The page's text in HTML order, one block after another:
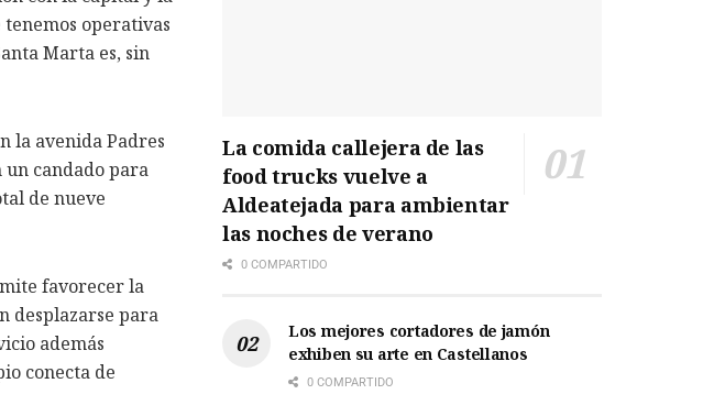
operativas
Marta es, sin
la avenida Padres
un candado para
de nueve
favorecer la
desplazarse para
además
conecta de
La comida callejera de las
food trucks vuelve a
Aldeatejada para ambientar
las noches de verano
0 COMPARTIDO
Los mejores cortadores de jamón
exhiben su arte en Castellanos
0 COMPARTIDO